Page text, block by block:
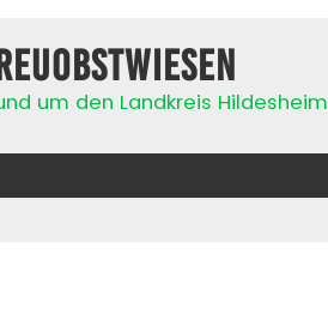
um den Landkreis Hildesheim